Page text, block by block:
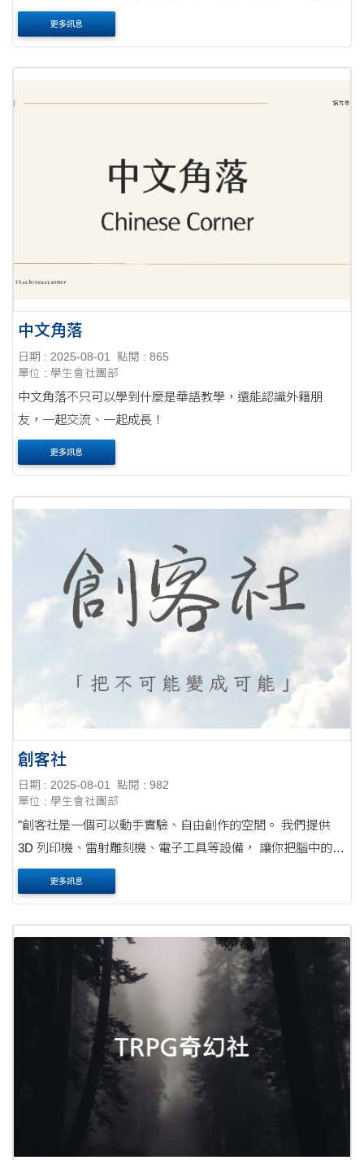
心態探究《易經》智慧， 培養對人生、自然與變化法則的深
度思考與實踐能力。社課地點：H208 社課時間：每週三 ....
更多訊息
中文角落
日期 : 2025-08-01
點閱 : 865
單位 : 學生會社團部
中文角落不只可以學到什麼是華語教學，還能認識外籍朋
友，一起交流、一起成長！
更多訊息
創客社
日期 : 2025-08-01
點閱 : 982
單位 : 學生會社團部
"創客社是一個可以動手實驗、自由創作的空間。 我們提供
3D 列印機、雷射雕刻機、電子工具等設備， 讓你把腦中的想
法設計、製作成真。 在這裡，你可以學習新技術、找到夥
伴， 一起挑戰比賽或完成各種創意企劃。 這裡不....
更多訊息